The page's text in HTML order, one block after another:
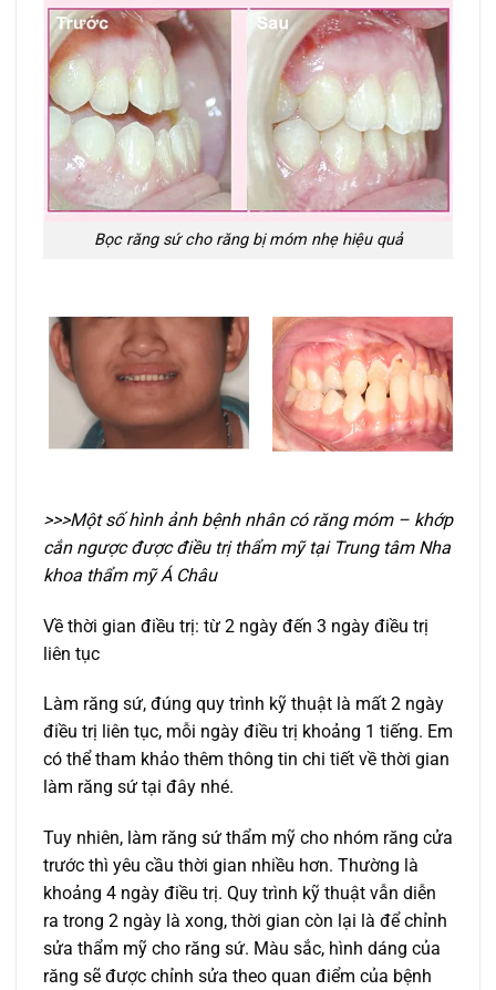
Bọc răng sứ cho răng bị móm nhẹ hiệu quả
>>>Một số hình ảnh bệnh nhân có răng móm – khớp
cắn ngược được điều trị thẩm mỹ tại Trung tâm Nha
khoa thẩm mỹ Á Châu
Về thời gian điều trị: từ 2 ngày đến 3 ngày điều trị
liên tục
Làm răng sứ, đúng quy trình kỹ thuật là mất 2 ngày
điều trị liên tục, mỗi ngày điều trị khoảng 1 tiếng. Em
có thể tham khảo thêm thông tin chi tiết về thời gian
làm răng sứ tại đây nhé.
Tuy nhiên, làm răng sứ thẩm mỹ cho nhóm răng cửa
trước thì yêu cầu thời gian nhiều hơn. Thường là
khoảng 4 ngày điều trị. Quy trình kỹ thuật vẫn diễn
ra trong 2 ngày là xong, thời gian còn lại là để chỉnh
sửa thẩm mỹ cho răng sứ. Màu sắc, hình dáng của
răng sẽ được chỉnh sửa theo quan điểm của bệnh